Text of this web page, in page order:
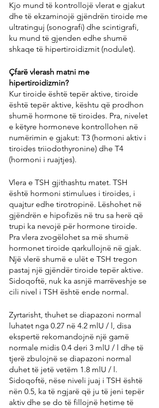
Kjo mund të kontrollojë vlerat e gjakut
dhe të ekzaminojë gjëndrën tiroide me
ultratinguj (sonografi) dhe scintigrafi,
ku mund të gjenden edhe shumë
shkaqe të hipertiroidizmit (nodulet).
Çfarë vlerash matni me
hipertiroidizmin?
Kur tiroide është tepër aktive, tiroide
është tepër aktive, kështu që prodhon
shumë hormone të tiroides. Pra, nivelet
e këtyre hormoneve kontrollohen në
numërimin e gjakut: T3 (hormoni aktiv i
tiroides triiodothyronine) dhe T4
(hormoni i ruajtjes).
Vlera e TSH gjithashtu matet. TSH
është hormoni stimulues i tiroides, i
quajtur edhe tirotropinë. Lëshohet në
gjëndrën e hipofizës në tru sa herë që
trupi ka nevojë për hormone tiroide.
Pra vlera zvogëlohet sa më shumë
hormonet tiroide qarkullojnë në gjak.
Një vlerë shumë e ulët e TSH tregon
pastaj një gjëndër tiroide tepër aktive.
Sidoqoftë, nuk ka asnjë marrëveshje se
cili nivel i TSH është ende normal.
Zyrtarisht, thuhet se diapazoni normal
luhatet nga 0.27 në 4.2 mlU / l, disa
ekspertë rekomandojnë një gamë
normale midis 0.4 deri 3 mlU / l dhe të
tjerë zbulojnë se diapazoni normal
duhet të jetë vetëm 1.8 mlU / l.
Sidoqoftë, nëse niveli juaj i TSH është
nën 0.5, ka të ngjarë që ju të jeni tepër
aktiv dhe se do të fillojnë hetime të